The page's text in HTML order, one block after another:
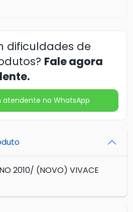
dificuldades de
Fale agora
atendente no WhatsApp
2010/ (NOVO) VIVACE